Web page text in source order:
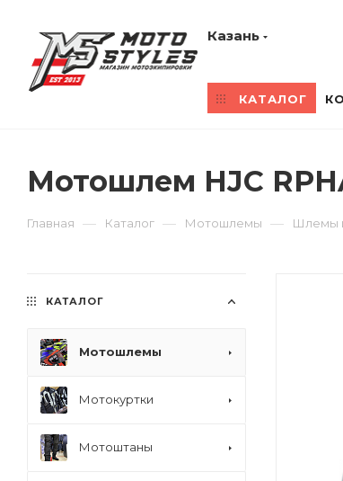
Казань
КАТАЛОГ
Мотошлем HJC
Главная — Каталог — Мотошлемы — Шлемы
КАТАЛОГ
Мотошлемы
Мотокуртки
Мотоштаны